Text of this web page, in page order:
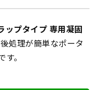
ップタイプ 専用凝固
処理が簡単なポータ
。